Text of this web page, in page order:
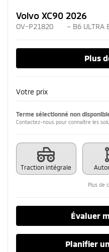
Volvo XC90 2026
OV-P21820 – B6 ULTRA
Plus
Votre prix
Terme sélectionné non
Contactez-nous pour connaître les
Traction intégrale
Plus de
Évaluer
Planifier